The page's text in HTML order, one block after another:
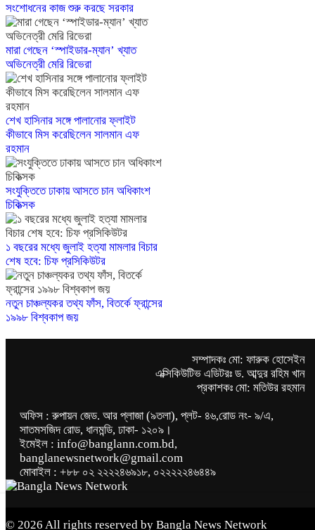
সংশোধনের কাজ শুরু করছে সরকার
মারা গেছেন ‘স্পাইডার-ম্যান’ খ্যাত
অভিনেত্রী মেরি রিভেরা
শেখ হাসিনার সঙ্গে পালানোর ফ্লাইট
কীভাবে মিস করেছিলেন সালমান এফ
রহমান
সংযুক্তিতে ঢাকায় আসতে চান অধিকাংশ
চিকিত্সক
১ বছরের মধ্যে জুলাই হত্যা মামলার বিচার
শেষ হবে: চিফ প্রসিকিউটর
নতুন চাঞ্চল্যকর তথ্য ফাঁস, বিতর্কে ফ্রান্সের
১৯৯৮ বিশ্বকাপ জয়
সম্পাদকঃ মো: ফারুক হোসেইন
এক্সিকিউটিভ এডিটরঃ ড. আব্দুর রহিম খান
প্রকাশকঃ মো: মতিউর রহমান
অফিস : রুপায়ন জেড. আর প্লাজা (৯তলা), প্লট- ৪৬,রোড নং- ৯/এ,
সাতমসজিদ রোড, ধানমন্ডি, ঢাকা- ১২০৯।
ইমেইল : info@banglann.com.bd,
banglanewsnetwork@gmail.com
মোবাইল : +৮৮ ০২ ২২২২৪৬৯১৮, ০২২২২২৪৬৪৪৯
© 2026 All rights reserved by Bangla News Network